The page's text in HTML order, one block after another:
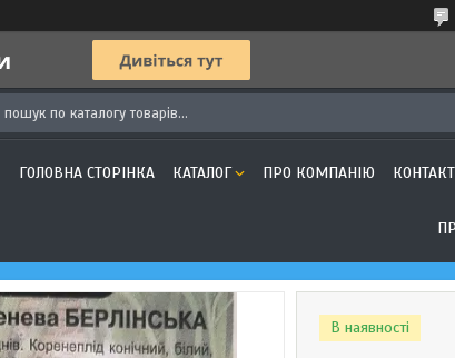
ГОЛОВНА СТОРІНКА КАТАЛОГ ПРО КОМПАНІЮ
В наявності